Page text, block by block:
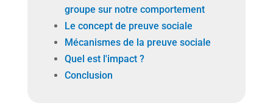
groupe sur notre comportement
Le concept de preuve sociale
Mécanismes de la preuve sociale
Quel est l'impact ?
Conclusion